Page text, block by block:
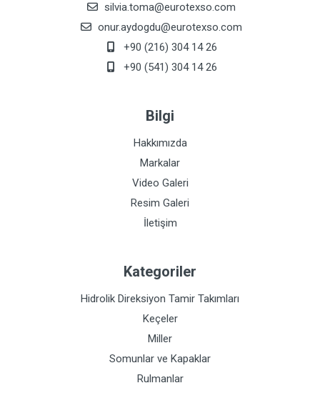
silvia.toma@eurotexso.com
onur.aydogdu@eurotexso.com
+90 (216) 304 14 26
+90 (541) 304 14 26
Bilgi
Hakkımızda
Markalar
Video Galeri
Resim Galeri
İletişim
Kategoriler
Hidrolik Direksiyon Tamir Takımları
Keçeler
Miller
Somunlar ve Kapaklar
Rulmanlar